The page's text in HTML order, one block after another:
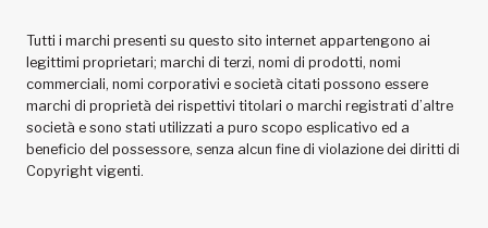
Tutti i marchi presenti su questo sito internet appartengono ai
legittimi proprietari; marchi di terzi, nomi di prodotti, nomi
commerciali, nomi corporativi e società citati possono essere
marchi di proprietà dei rispettivi titolari o marchi registrati d’altre
società e sono stati utilizzati a puro scopo esplicativo ed a
beneficio del possessore, senza alcun fine di violazione dei diritti di
Copyright vigenti.